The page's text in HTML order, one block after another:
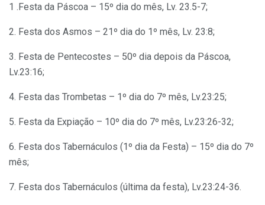
1 .Festa da Páscoa – 15º dia do mês, Lv. 23.5-7;
2. Festa dos Asmos – 21º dia do 1º mês, Lv. 23:8;
3. Festa de Pentecostes – 50º dia depois da Páscoa,
Lv.23:16;
4. Festa das Trombetas – 1º dia do 7º mês, Lv.23:25;
5. Festa da Expiação – 10º dia do 7º mês, Lv.23:26-32;
6. Festa dos Tabernáculos (1º dia da Festa) – 15º dia do 7º
mês;
7. Festa dos Tabernáculos (última da festa), Lv.23:24-36.